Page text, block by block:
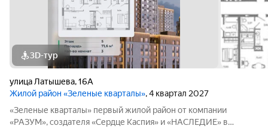
3D-тур
улица Латышева,16А
Жилой район «Зеленые кварталы», 4 квартал 2027
«Зеленые кварталы» первый жилой район от компании
«РАЗУМ», создателя «Сердце Каспия» и «НАСЛЕДИЕ» в